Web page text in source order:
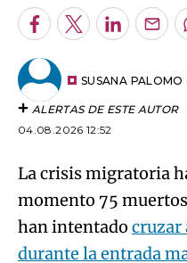
Facebook
TwitterLinkedIn
SUSANA PALOMO
ALERTAS DE ESTE AUTOR
04.08.2026 12:52
La crisis migratoria
momento 75
han intentado cruzar
durante la entrada